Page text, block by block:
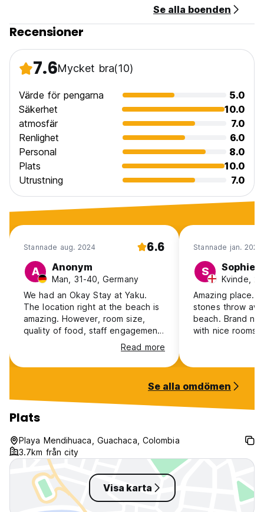
Se alla boenden
Recensioner
7.6Mycket bra(10)
Värde för pengarna
5.0
Säkerhet
10.0
atmosfär
7.0
Renlighet
6.0
Personal
8.0
Plats
10.0
Utrustning
7.0
Stannade aug. 2024 6.6
A Anonym
Man, 31-40, Germany
We had an Okay Stay at Yaku.
The location right at the beach is
amazing. However, room size,
quality of food, staff engagement,
water pressure, etc. did not live
up the expectations set up by the
hostels‘ prices. The value for
for a coffee, their mango latte is
incredibly good and worth every
penny.
Read more
Stannade jan. 2024
S Sophie
Kvinde,
Amazing place.
stones throw
beach. Brand
with nice rooms
everything they
recommend.
Se alla omdömen
Plats
Playa Mendihuaca, Guachaca, Colombia
3.7km från city
Visa karta